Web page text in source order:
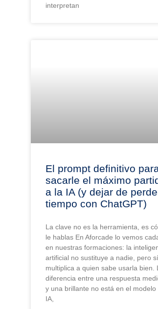
interpretan
El prompt definitivo
sacarle el máximo
a la IA (y dejar de
tiempo con ChatGPT)
La clave no es la herramienta, es
le hablas En Aforcade lo vemos
en nuestras formaciones: la
artificial no sustituye a nadie, pero sí
multiplica a quien sabe usarla bien.
diferencia entre una respuesta
y una brillante no está en el modelo
IA,